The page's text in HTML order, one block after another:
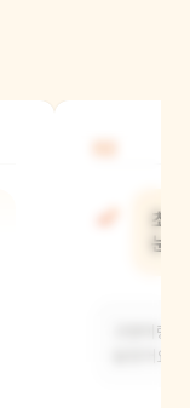
초
눈
고양이랑
닮았어요.